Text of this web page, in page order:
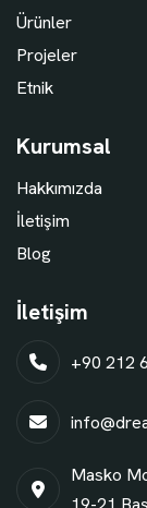
Ürünler
Projeler
Etnik
Kurumsal
Hakkımızda
İletişim
Blog
İletişim
+90 212
Masko